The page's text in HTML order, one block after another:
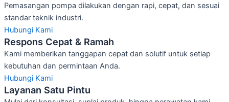
Pemasangan pompa dilakukan dengan rapi, cepat, dan sesuai
standar teknik industri.
Hubungi Kami
Respons Cepat & Ramah
Kami memberikan tanggapan cepat dan solutif untuk setiap
kebutuhan dan permintaan Anda.
Hubungi Kami
Layanan Satu Pintu